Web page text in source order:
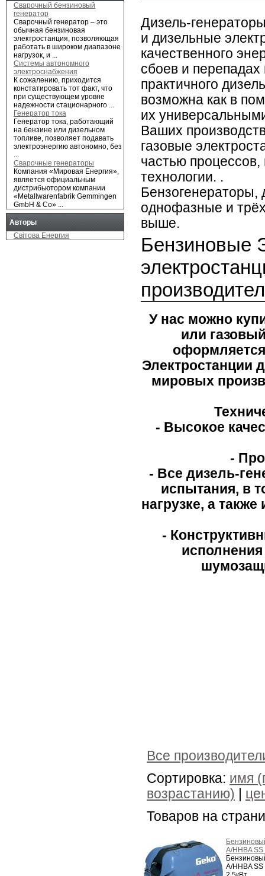
Дизель-
и дизельные
качественного
сбоев и перепадах
практичного
возможна как в
их
Ваших
газовые
частью
технологии. .
Бензогенераторы,
однофазные и
выше.
Бензиновые
У нас можно
или
Электростанции
мировых
- Высокое
-
- Все дизель-
испытания, в
нагрузке, а
-
Все
Сортировка: имя
возрастанию)
Товаров на
A/HHBA SS
A/HHBA
Сварочный бензиновый
генератор
Сварочный генератор – это
обычная бензиновая
электростанция, позволяющая
работать в широком диапазоне
нагрузок, и ...
Системы автономного
электроснабжения
К сожалению, приходится
констатировать тот факт, что
при существующем уровне
надежности стационарного ...
Генератор тока
Генератор тока, работающий
на бензине или дизельном
топливе, позволяет подавать
электроэнергию автономно, без
...
Сварочные генераторы
Компания «Мировая Енергия»,
является официальным
дистрибьютором компании
«Metallwarenfabrik Gemmingen
GmbH & Co» ...
Авторы
Свiтова Енергия